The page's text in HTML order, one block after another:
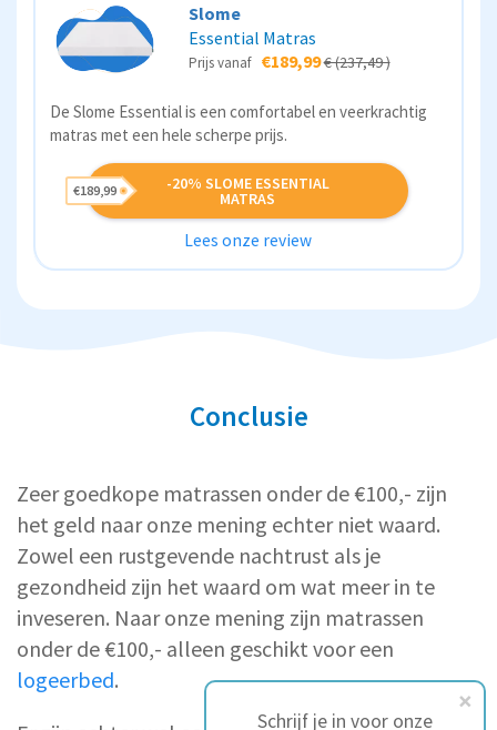
Slome
Essential Matras
Prijs vanaf €189,99€ (237,49 )
De Slome Essential is een comfortabel en veerkrachtig
matras met een hele scherpe prijs.
-20% SLOME ESSENTIAL
MATRAS
€189,99
Lees onze review
Conclusie
Zeer goedkope matrassen onder de €100,- zijn
het geld naar onze mening echter niet waard.
Zowel een rustgevende nachtrust als je
gezondheid zijn het waard om wat meer in te
inveseren. Naar onze mening zijn matrassen
onder de €100,- alleen geschikt voor een
logeerbed.
Schrijf je in voor onze